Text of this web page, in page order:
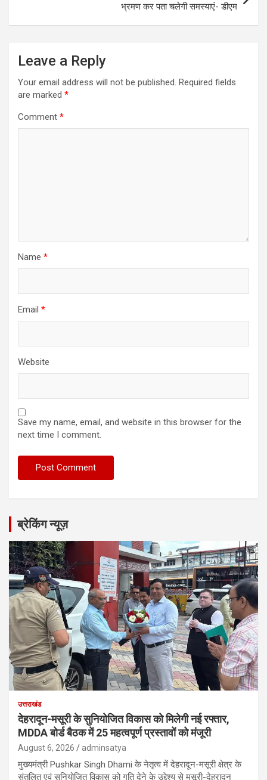
भ्रमण कर पता चलेगी समस्याएं- डीएम
Leave a Reply
Your email address will not be published. Required fields
are marked *
Comment *
Name *
Email *
Website
Save my name, email, and website in this browser for the
next time I comment.
ब्रेकिंग न्यूज़
उत्तराखंड
देहरादून-मसूरी के सुनियोजित विकास को मिलेगी नई रफ्तार,
MDDA बोर्ड बैठक में 25 महत्वपूर्ण प्रस्तावों को मंजूरी
August 6, 2026 adminsatya
मुख्यमंत्री Pushkar Singh Dhami के नेतृत्व में देहरादून-मसूरी क्षेत्र के
संतुलित एवं सुनियोजित विकास को गति देने के उद्देश्य से मसूरी-देहरादून